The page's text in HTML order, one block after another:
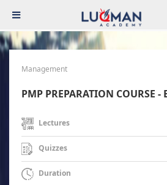
Management
PMP PREPARATION COURSE -
Lectures
Quizzes
Duration